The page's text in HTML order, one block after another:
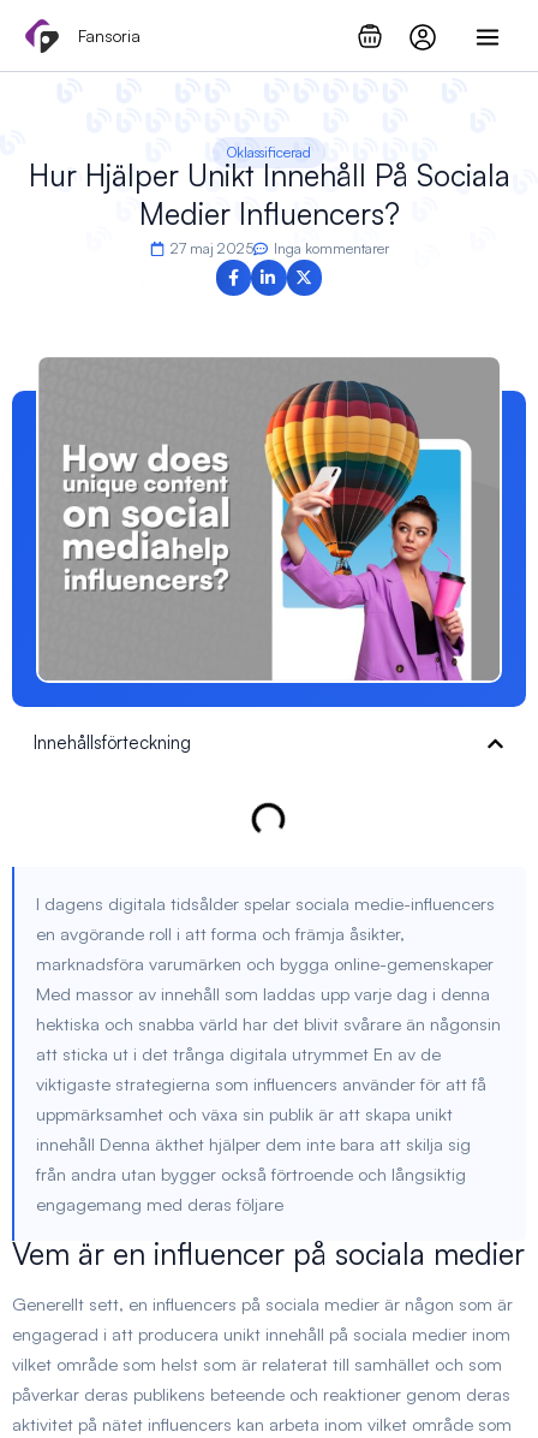
innehåll
Fansoria
Oklassificerad
Hur Hjälper Unikt Innehåll På Sociala
Medier Influencers?
27 maj 2025 Inga kommentarer
Innehållsförteckning
I dagens digitala tidsålder spelar sociala medie-influencers
en avgörande roll i att forma och främja åsikter,
marknadsföra varumärken och bygga online-gemenskaper
Med massor av innehåll som laddas upp varje dag i denna
hektiska och snabba värld har det blivit svårare än någonsin
att sticka ut i det trånga digitala utrymmet En av de
viktigaste strategierna som influencers använder för att få
uppmärksamhet och växa sin publik är att skapa unikt
innehåll Denna äkthet hjälper dem inte bara att skilja sig
från andra utan bygger också förtroende och långsiktig
engagemang med deras följare
Vem är en influencer på sociala medier
Generellt sett, en influencers på sociala medier är någon som är
engagerad i att producera unikt innehåll på sociala medier inom
vilket område som helst som är relaterat till samhället och som
påverkar deras publikens beteende och reaktioner genom deras
aktivitet på nätet influencers kan arbeta inom vilket område som